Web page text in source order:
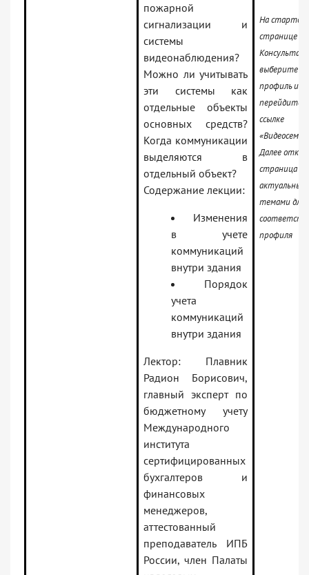
пожарной
сигнализации и
системы
видеонаблюдения?
Можно ли учитывать
эти системы как
отдельные объекты
основных средств?
Когда коммуникации
выделяются в
отдельный объект?
Содержание лекции:
Изменения
в учете
коммуникаций
внутри здания
Порядок
учета
коммуникаций
внутри здания
Лектор: Плавник
Радион Борисович,
главный эксперт по
бюджетному учету
Международного
института
сертифицированных
бухгалтеров и
финансовых
менеджеров,
аттестованный
преподаватель ИПБ
России, член Палаты
На
странице
выберите
профиль и
перейдите
ссылке
Далее
страница с
темами для
профиля